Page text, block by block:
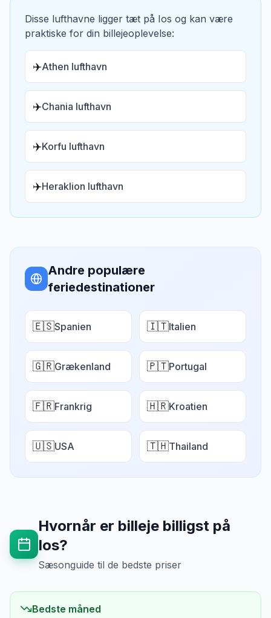
Disse lufthavne ligger tæt på Ios og kan være
praktiske for din billejeoplevelse:
✈️Athen lufthavn
✈️Chania lufthavn
✈️Korfu lufthavn
✈️Heraklion lufthavn
Andre populære
feriedestinationer
🇪🇸Spanien 🇮🇹Italien
🇬🇷Grækenland 🇵🇹Portugal
🇫🇷Frankrig 🇭🇷Kroatien
🇺🇸USA 🇹🇭Thailand
Hvornår er billeje billigst på
Ios?
Sæsonguide til de bedste priser
Bedste måned